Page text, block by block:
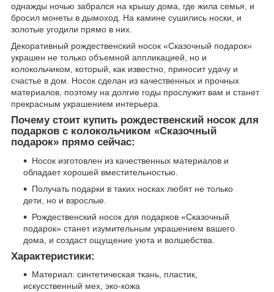
однажды ночью забрался на крышу дома, где жила семья, и
бросил монеты в дымоход. На камине сушились носки, и
золотые угодили прямо в них.
Декоративный рождественский носок «Сказочный подарок»
украшен не только объемной аппликацией, но и
колокольчиком, который, как известно, приносит удачу и
счастье в дом. Носок сделан из качественных и прочных
материалов, поэтому на долгие годы прослужит вам и станет
прекрасным украшением интерьера.
Почему стоит купить рождественский носок для
подарков с колокольчиком «Сказочный
подарок» прямо сейчас:
Носок изготовлен из качественных материалов и
обладает хорошей вместительностью.
Получать подарки в таких носках любят не только
дети, но и взрослые.
Рождественский носок для подарков «Сказочный
подарок» станет изумительным украшением вашего
дома, и создаст ощущение уюта и волшебства.
Характеристики:
Материал: синтетическая ткань, пластик,
искусственный мех, эко-кожа